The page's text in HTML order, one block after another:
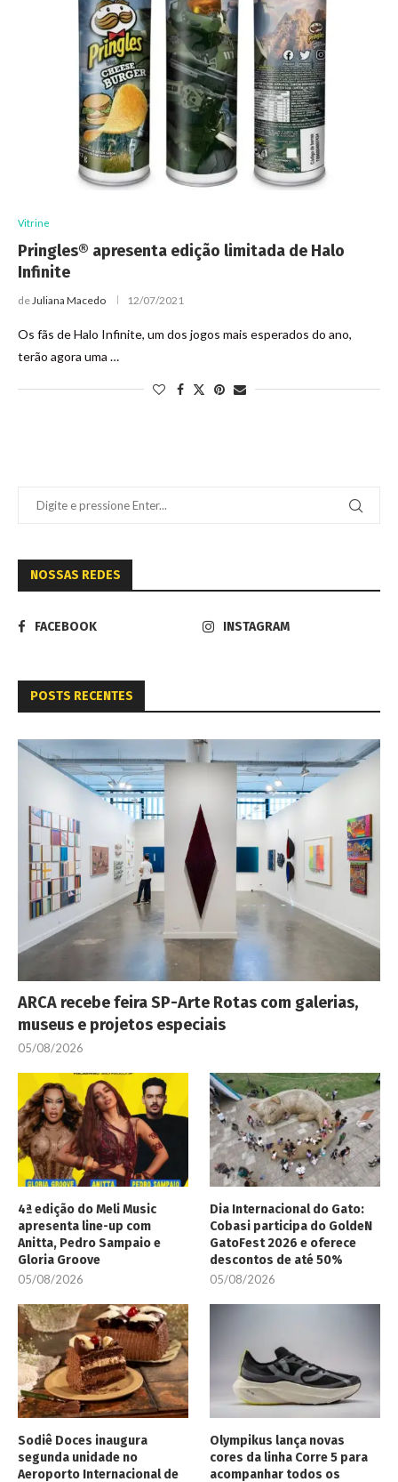
Vitrine
Pringles®️ apresenta edição limitada de Halo
Infinite
deJuliana Macedo 12/07/2021
Os fãs de Halo Infinite, um dos jogos mais esperados do ano,
terão agora uma …
NOSSAS REDES
FACEBOOK INSTAGRAM
POSTS RECENTES
ARCA recebe feira SP-Arte Rotas com galerias,
museus e projetos especiais
05/08/2026
4ª edição do Meli Music
apresenta line-up com
Anitta, Pedro Sampaio e
Gloria Groove
05/08/2026
Dia Internacional do Gato:
Cobasi participa do GoldeN
GatoFest 2026 e oferece
descontos de até 50%
05/08/2026
Sodiê Doces inaugura
segunda unidade no
Aeroporto Internacional de
Olympikus lança novas
cores da linha Corre 5 para
acompanhar todos os